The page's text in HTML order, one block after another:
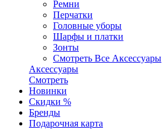
Ремни
Перчатки
Головные уборы
Шарфы и платки
Зонты
Смотреть Все Аксессуары
Аксессуары
Смотреть
Новинки
Скидки %
Бренды
Подарочная карта